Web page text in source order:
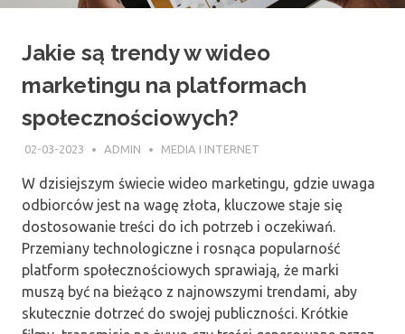
Jakie są trendy w wideo
marketingu na platformach
społecznościowych?
02-03-2023 ADMIN MEDIA I INTERNET
W dzisiejszym świecie wideo marketingu, gdzie uwaga
odbiorców jest na wagę złota, kluczowe staje się
dostosowanie treści do ich potrzeb i oczekiwań.
Przemiany technologiczne i rosnąca popularność
platform społecznościowych sprawiają, że marki
muszą być na bieżąco z najnowszymi trendami, aby
skutecznie dotrzeć do swojej publiczności. Krótkie